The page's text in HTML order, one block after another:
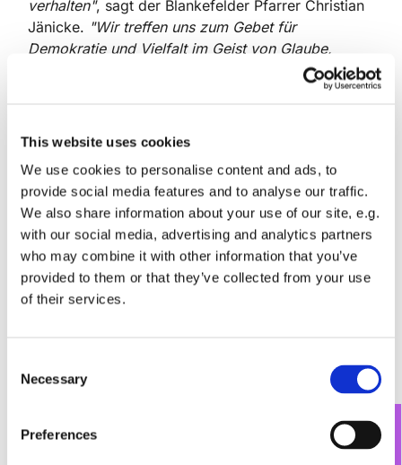
This website uses cookies
We use cookies to personalise content and ads, to
provide social media features and to analyse our traffic.
We also share information about your use of our site, e.g.
with our social media, advertising and analytics partners
who may combine it with other information that you’ve
provided to them or that they’ve collected from your use
of their services.
Necessary
Preferences
verhalten", sagt der Blankefelder Pfarrer Christian
Jänicke. "Wir treffen uns zum Gebet für
Demokratie und Vielfalt im Geist von Glaube,
Liebe, Hoffnung. Kommt vorbei und steht mit uns
ein für ein buntes und vielfältiges Brandenburg."
Blankenfelde-Jühnsdorf, Dahlewitz-Diedersdorf,
Glasow-Mahlow und Rangsdorf haben aus diesem
Anlass eine Pressemitteilung veröffentlicht.Den
vollen Wortlaut finden Sie hier.
In der darauffolgenden Woche, vom 15. bis 21.6.
plant die Kommune Blankenfelde-Mahlow unter
Mitwirkung der Kirchengemeinden weitere
(21.6., 10.30 - 11.30 Uhr).